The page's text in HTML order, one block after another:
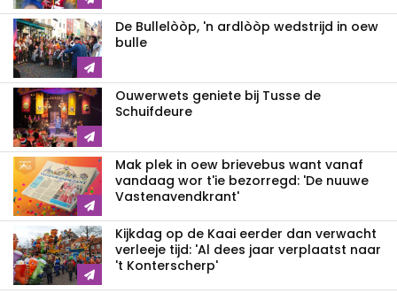
De Bullelòòp, 'n ardlòòp wedstrijd in oew
bulle
Ouwerwets geniete bij Tusse de
Schuifdeure
Mak plek in oew brievebus want vanaf
vandaag wor t'ie bezorregd: 'De nuuwe
Vastenavendkrant'
Kijkdag op de Kaai eerder dan verwacht
verleeje tijd: 'Al dees jaar verplaatst naar
't Konterscherp'